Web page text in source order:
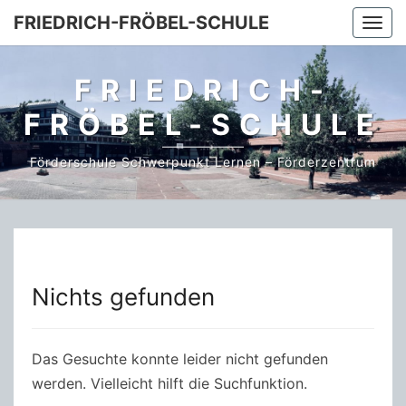
Skip
FRIEDRICH-FRÖBEL-SCHULE
FRIEDRICH-
FRÖBEL-SCHULE
Förderschule Schwerpunkt Lernen – Förderzentrum
Nichts
Nichts gefunden
Das Gesuchte konnte leider nicht gefunden
werden. Vielleicht hilft die Suchfunktion.